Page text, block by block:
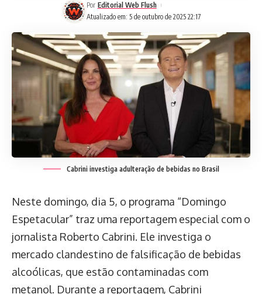
Atualizado em: 5 de outubro de 2025 22:17
Por Editorial Web Flush
Cabrini investiga adulteração de bebidas no Brasil
Neste domingo, dia 5, o programa “Domingo
Espetacular” traz uma reportagem especial com o
jornalista Roberto Cabrini. Ele investiga o
mercado clandestino de falsificação de bebidas
alcoólicas, que estão contaminadas com
metanol. Durante a reportagem, Cabrini